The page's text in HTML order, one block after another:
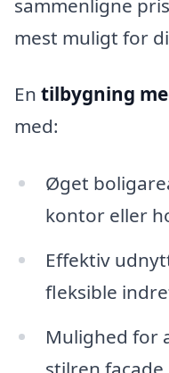
sammenligne
mest muligt for
En tilbygning
med:
Øget
kontor eller
Effektiv
fleksible
Mulighed for